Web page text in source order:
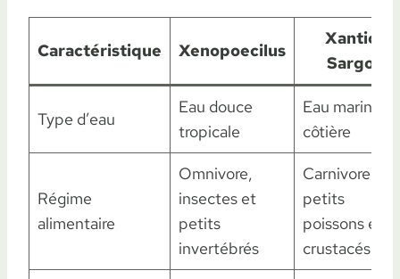
Caractéristique Xenopoecilus
Xantic
Sargo
Type d’eau
Eau douce
tropicale
Eau marine
côtière
Régime
alimentaire
Omnivore,
insectes et
petits
invertébrés
Carnivore,
petits
poissons et
crustacés